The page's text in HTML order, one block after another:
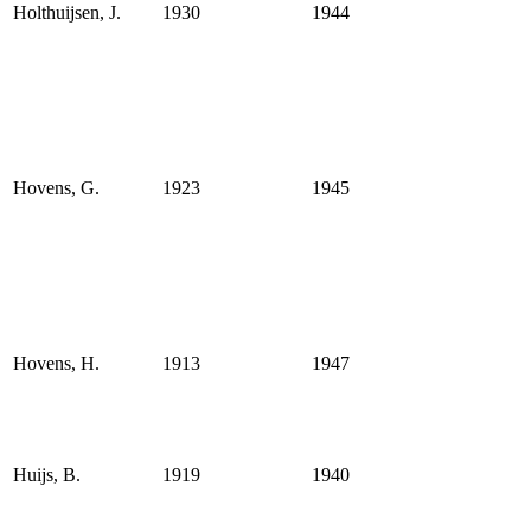
Holthuijsen, J. 1930 1944
Hovens, G. 1923 1945
Hovens, H. 1913 1947
Huijs, B. 1919 1940